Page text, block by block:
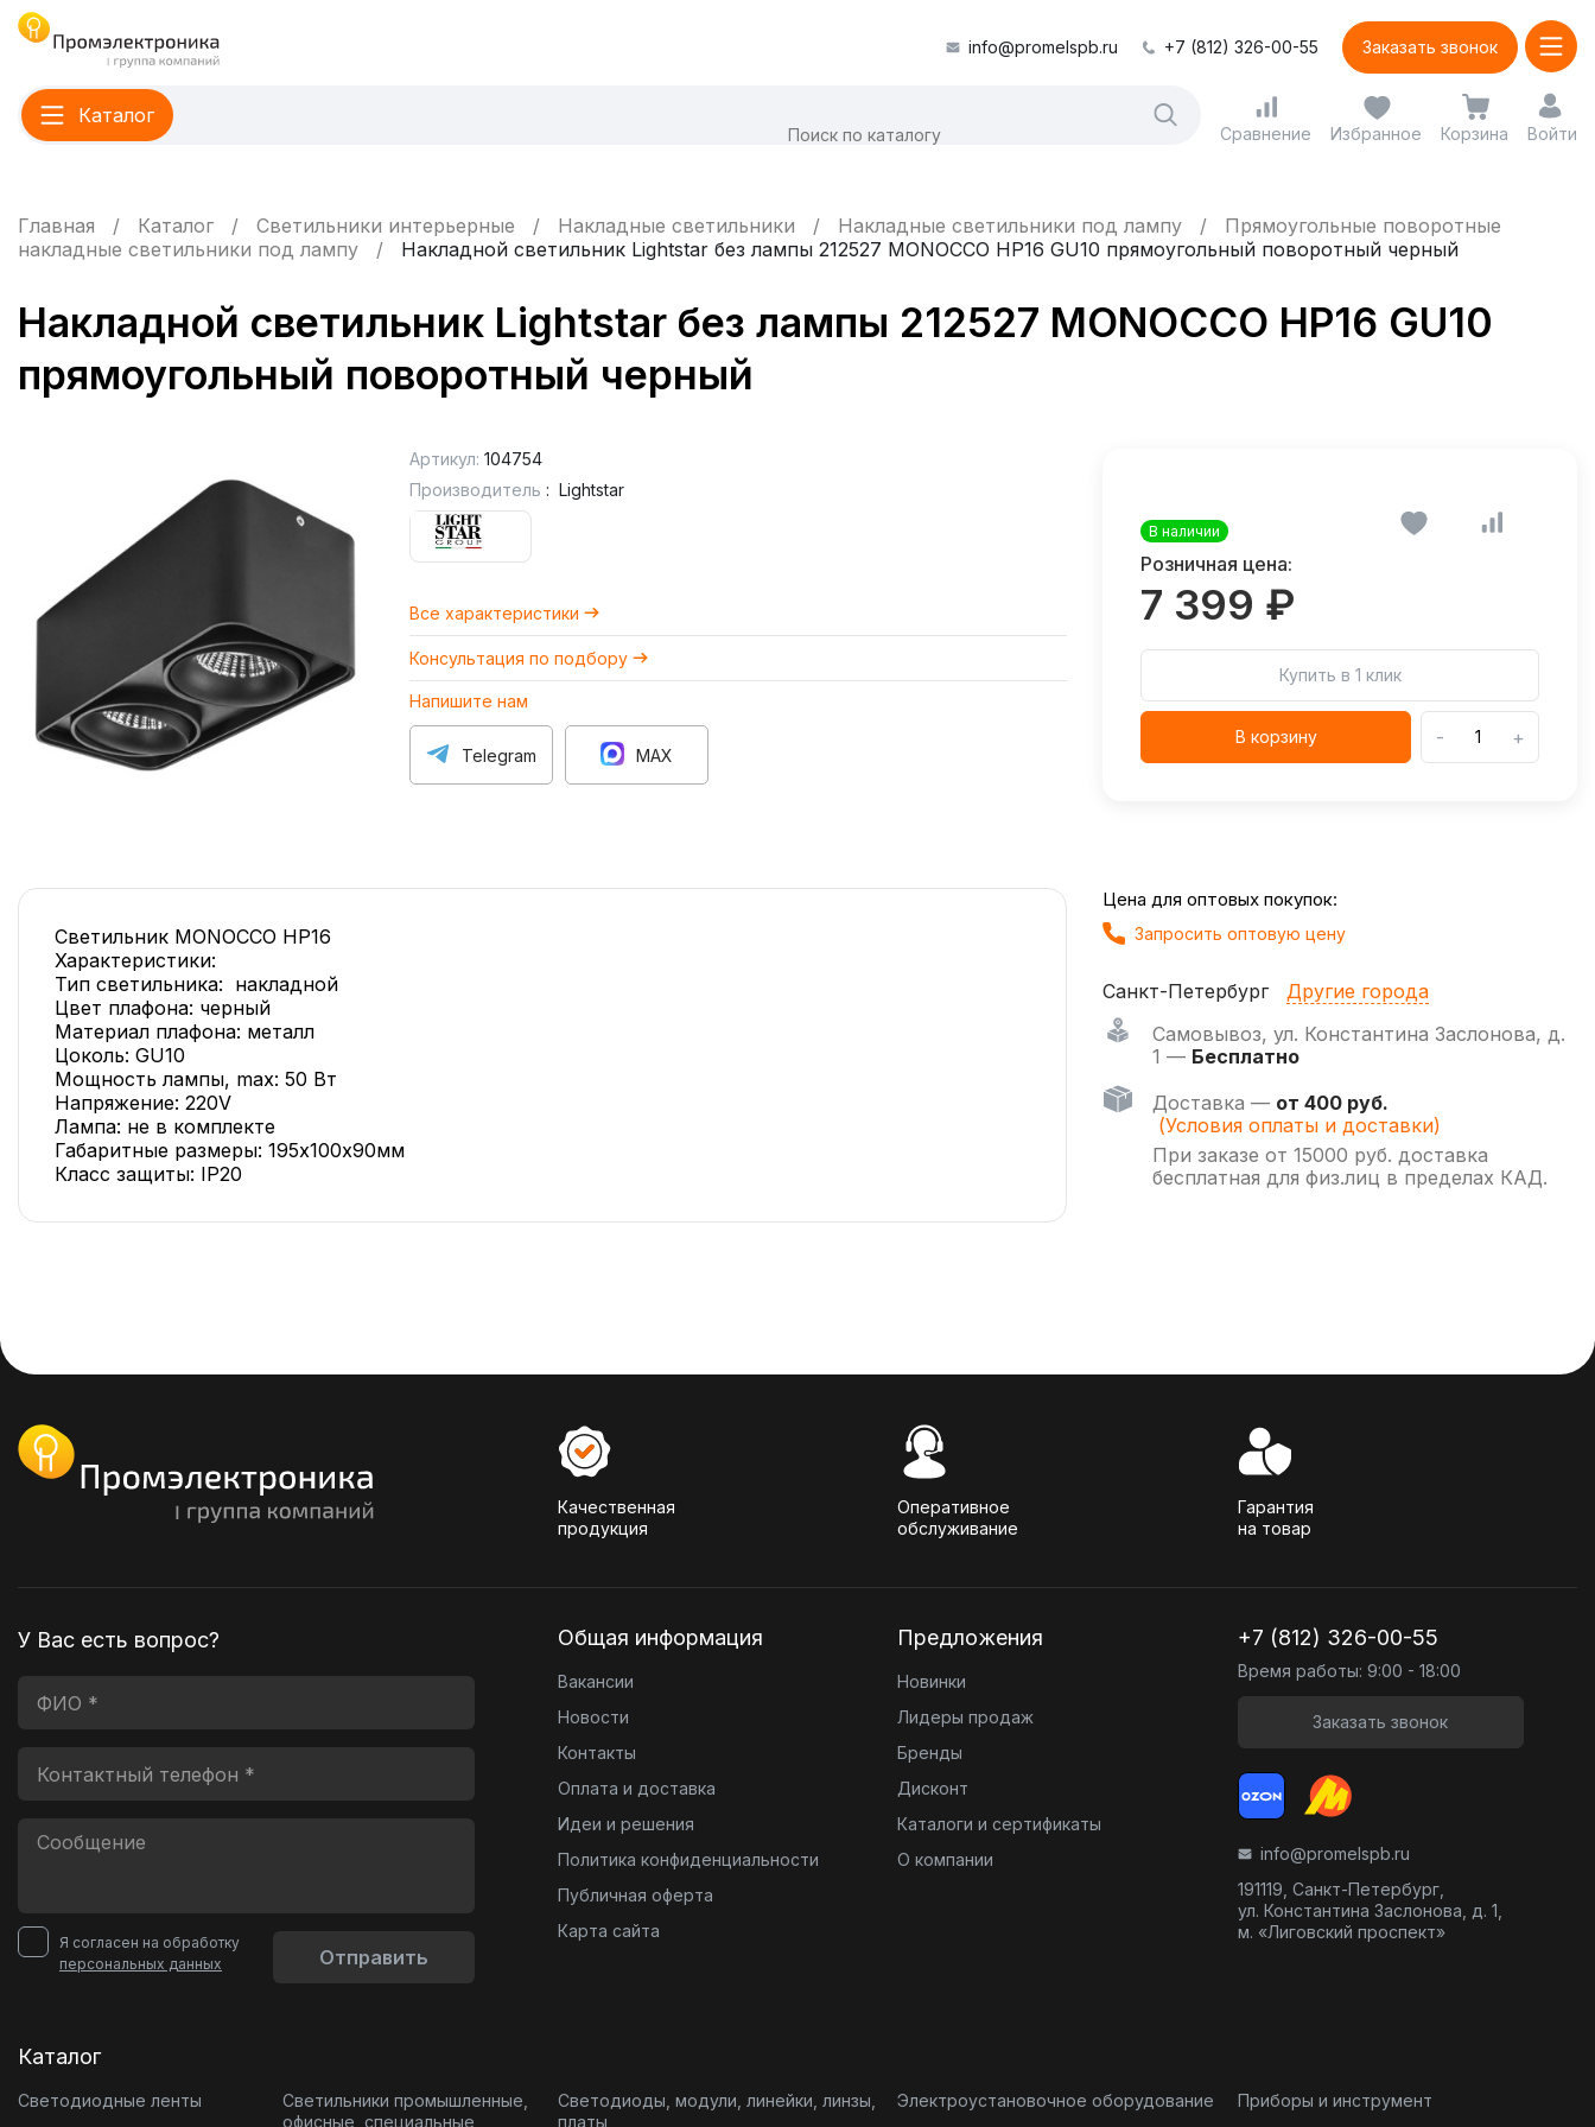
info@promelspb.ru +7 (812) 326-00-55 Заказать звонок
Каталог
Сравнение Избранное Корзина Войти
Главная Каталог Светильники интерьерные Накладные светильники Накладные светильники под лампу
Прямоугольные поворотные
накладные светильники под лампу
Накладной светильник Lightstar без лампы 212527 MONOCCO HP16 GU10 прямоугольный поворотный черный
Накладной светильник Lightstar без лампы 212527 MONOCCO HP16 GU10
прямоугольный поворотный черный
Артикул: 104754
Производитель : Lightstar
Все характеристики
Консультация по подбору
Напишите нам
Telegram MAX
В наличии
Розничная цена:
7 399 ₽
Купить в 1 клик
В корзину - +
Светильник MONOCCO HP16
Характеристики:
Тип светильника: накладной
Цвет плафона: черный
Материал плафона: металл
Цоколь: GU10
Мощность лампы, max: 50 Вт
Напряжение: 220V
Лампа: не в комплекте
Габаритные размеры: 195х100х90мм
Класс защиты: IP20
Цена для оптовых покупок:
Запросить оптовую цену
Санкт-Петербург
Другие города
Самовывоз, ул. Константина Заслонова, д.
1 — Бесплатно
Доставка — от 400 руб.
(Условия оплаты и доставки)
При заказе от 15000 руб. доставка
бесплатная для физ.лиц в пределах КАД.
Качественная
продукция
Оперативное
обслуживание
Гарантия
на товар
У Вас есть вопрос?
Я согласен на обработку
персональных данных
Отправить
Общая информация
Вакансии
Новости
Контакты
Оплата и доставка
Идеи и решения
Политика конфиденциальности
Публичная оферта
Карта сайта
Предложения
Новинки
Лидеры продаж
Бренды
Дисконт
Каталоги и сертификаты
О компании
+7 (812) 326-00-55
Время работы: 9:00 - 18:00
Заказать звонок
info@promelspb.ru
191119, Санкт-Петербург,
ул. Константина Заслонова, д. 1,
м. «Лиговский проспект»
Каталог
Светодиодные ленты
Светильники промышленные,
офисные, специальные
Светодиоды, модули, линейки, линзы,
платы
Электроустановочное оборудование
Приборы и инструмент